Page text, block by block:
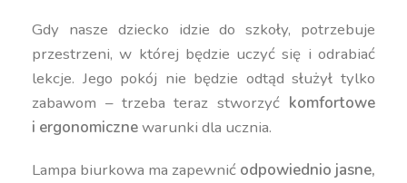
Gdy nasze dziecko idzie do szkoły, potrzebuje
przestrzeni, w której będzie uczyć się i odrabiać
lekcje. Jego pokój nie będzie odtąd służył tylko
zabawom – trzeba teraz stworzyć komfortowe
i ergonomicznewarunki dla ucznia.
Lampa biurkowa ma zapewnić odpowiednio jasne,